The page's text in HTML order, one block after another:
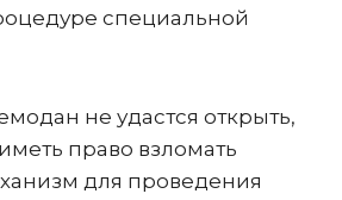
специальной
не удастся открыть,
право взломать
для проведения